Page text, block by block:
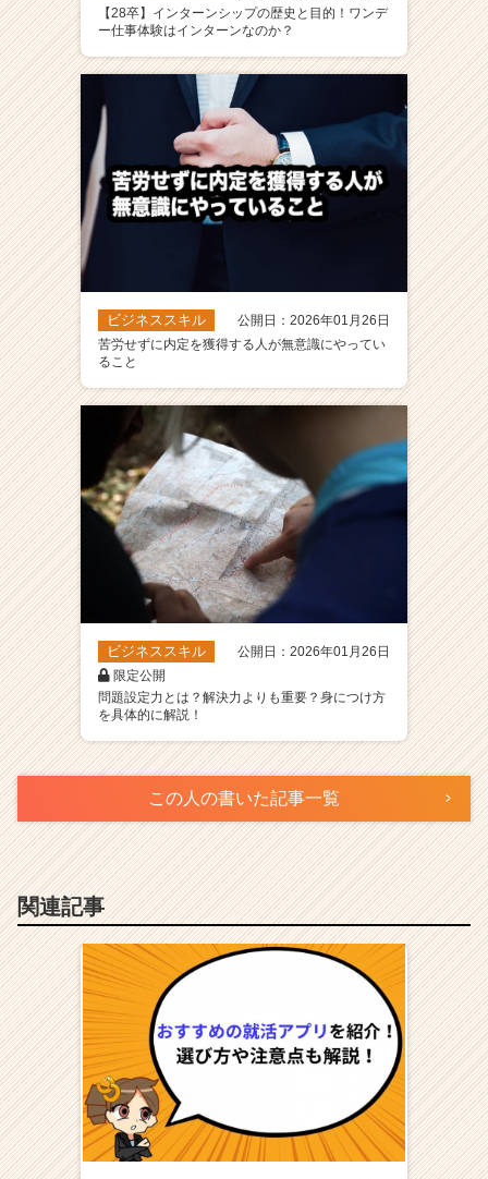
【28卒】インターンシップの歴史と目的！ワンデ
ー仕事体験はインターンなのか？
ビジネススキル
公開日：2026年01月26日
苦労せずに内定を獲得する人が無意識にやってい
ること
ビジネススキル
公開日：2026年01月26日
限定公開
問題設定力とは？解決力よりも重要？身につけ方
を具体的に解説！
この人の書いた記事一覧
関連記事